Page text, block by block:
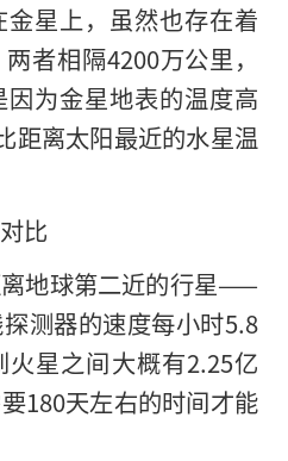
星上，虽然也存在着
者相隔4200万公里，
为金星地表的温度高
距离太阳最近的水星温
比
地球第二近的行星——
测器的速度每小时5.8
星之间大概有2.25亿
180天左右的时间才能